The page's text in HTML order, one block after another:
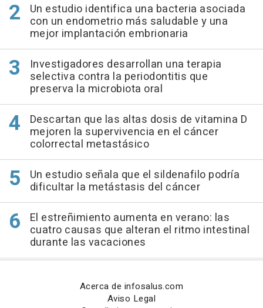
Un estudio identifica una bacteria asociada
con un endometrio más saludable y una
mejor implantación embrionaria
Investigadores desarrollan una terapia
selectiva contra la periodontitis que
preserva la microbiota oral
Descartan que las altas dosis de vitamina D
mejoren la supervivencia en el cáncer
colorrectal metastásico
Un estudio señala que el sildenafilo podría
dificultar la metástasis del cáncer
El estreñimiento aumenta en verano: las
cuatro causas que alteran el ritmo intestinal
durante las vacaciones
Acerca de infosalus.com
Aviso Legal